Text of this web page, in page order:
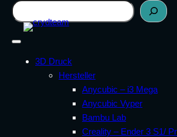
Zum
Inhalt
springen
Suchen
3D Druck
Hersteller
Anycubic – i3 Mega
Anycubic Vyper
Bambu Lab
Creality – Ender 3 S1/